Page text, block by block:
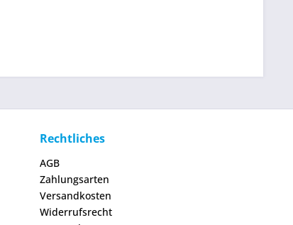
Rechtliches
AGB
Zahlungsarten
Versandkosten
Widerrufsrecht